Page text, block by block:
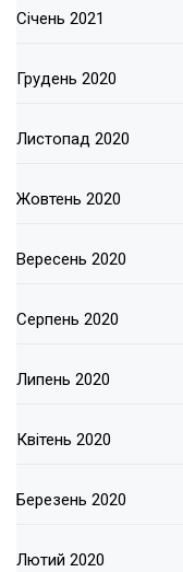
Січень 2021
Грудень 2020
Листопад 2020
Жовтень 2020
Вересень 2020
Серпень 2020
Липень 2020
Квітень 2020
Березень 2020
Лютий 2020